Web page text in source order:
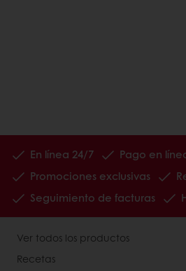
En línea 24/7
Pago en
Promociones exclusivas
Seguimiento de facturas
Ver todos los productos
Recetas